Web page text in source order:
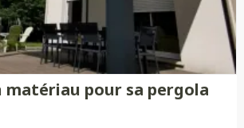
matériau pour sa pergola